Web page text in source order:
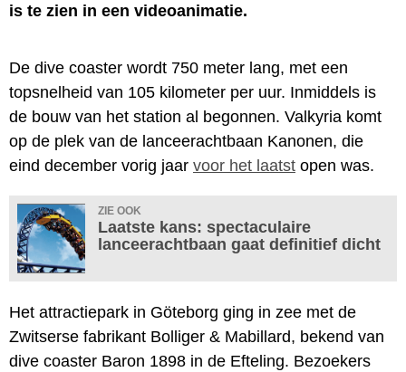
is te zien in een videoanimatie.
De dive coaster wordt 750 meter lang, met een
topsnelheid van 105 kilometer per uur. Inmiddels is
de bouw van het station al begonnen. Valkyria komt
op de plek van de lanceerachtbaan Kanonen, die
eind december vorig jaar voor het laatst open was.
ZIE OOK
Laatste kans: spectaculaire
lanceerachtbaan gaat definitief dicht
Het attractiepark in Göteborg ging in zee met de
Zwitserse fabrikant Bolliger & Mabillard, bekend van
dive coaster Baron 1898 in de Efteling. Bezoekers